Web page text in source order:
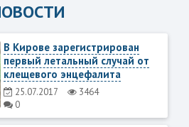
В Кирове зарегистрирован
первый летальный случай от
клещевого энцефалита
25.07.2017
3464
0